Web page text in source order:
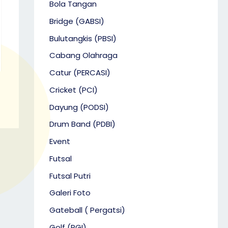
Bola Tangan
Bridge (GABSI)
Bulutangkis (PBSI)
Cabang Olahraga
Catur (PERCASI)
Cricket (PCI)
Dayung (PODSI)
Drum Band (PDBI)
Event
Futsal
Futsal Putri
Galeri Foto
Gateball ( Pergatsi)